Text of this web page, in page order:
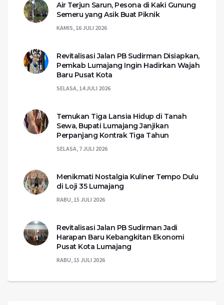
Air Terjun Sarun, Pesona di Kaki Gunung
Semeru yang Asik Buat Piknik
KAMIS, 16 JULI 2026
Revitalisasi Jalan PB Sudirman Disiapkan,
Pemkab Lumajang Ingin Hadirkan Wajah
Baru Pusat Kota
SELASA, 14 JULI 2026
Temukan Tiga Lansia Hidup di Tanah
Sewa, Bupati Lumajang Janjikan
Perpanjang Kontrak Tiga Tahun
SELASA, 7 JULI 2026
Menikmati Nostalgia Kuliner Tempo Dulu
di Loji 35 Lumajang
RABU, 15 JULI 2026
Revitalisasi Jalan PB Sudirman Jadi
Harapan Baru Kebangkitan Ekonomi
Pusat Kota Lumajang
RABU, 15 JULI 2026